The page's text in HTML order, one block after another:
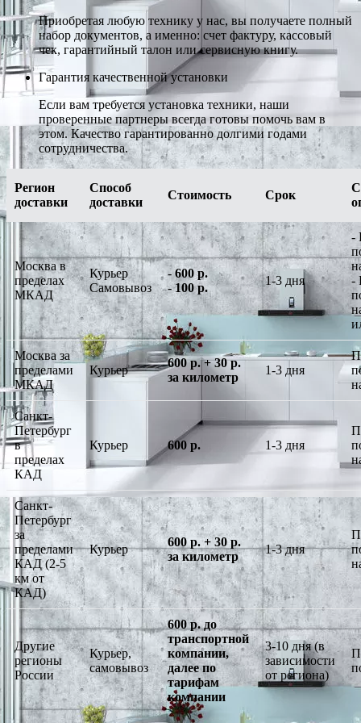
Приобретая любую технику у нас, вы получаете полный
набор документов, а именно: счет фактуру, кассовый
чек, гарантийный талон или сервисную книгу.
Гарантия качественной установки
Если вам требуется установка техники, наши
проверенные партнеры всегда готовы помочь вам в
этом. Качество гарантированно долгими годами
сотрудничества.
Регион
доставки
Способ
доставки
Стоимость Срок
Москва в
пределах
МКАД
Курьер
Самовывоз
-600 р.
-100 р.
1-3 дня
-
-
Москва за
пределами
МКАД
Курьер
600 р. + 30 р.
за километр
1-3 дня
Санкт-
Петербург
в
пределах
КАД
Курьер 600 р. 1-3 дня
Санкт-
Петербург
за
пределами
КАД (2-5
км от
КАД)
Курьер
600 р. + 30 р.
за километр
1-3 дня
Другие
регионы
России
Курьер,
самовывоз
600 р. до
транспортной
компании,
далее по
тарифам
компании
3-10 дня (в
зависимости
от региона)